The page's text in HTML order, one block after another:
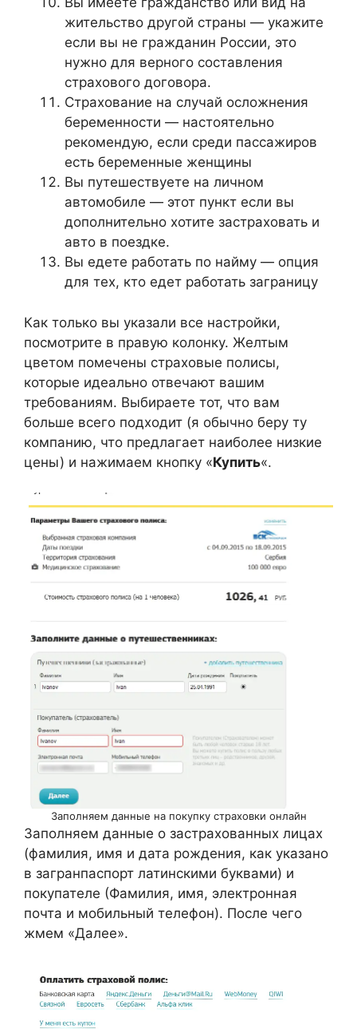
жительство другой страны — укажите
если вы не гражданин России, это
нужно для верного составления
страхового договора.
Страхование на случай осложнения
беременности — настоятельно
рекомендую, если среди пассажиров
есть беременные женщины
Вы путешествуете на личном
автомобиле — этот пункт если вы
дополнительно хотите застраховать и
авто в поездке.
Вы едете работать по найму — опция
для тех, кто едет работать заграницу
Как только вы указали все настройки,
посмотрите в правую колонку. Желтым
цветом помечены страховые полисы,
которые идеально отвечают вашим
требованиям. Выбираете тот, что вам
больше всего подходит (я обычно беру ту
компанию, что предлагает наиболее низкие
цены) и нажимаем кнопку «Купить«.
Заполняем данные на покупку страховки онлайн
Заполняем данные о застрахованных лицах
(фамилия, имя и дата рождения, как указано
в загранпаспорт латинскими буквами) и
покупателе (Фамилия, имя, электронная
почта и мобильный телефон). После чего
жмем «Далее».